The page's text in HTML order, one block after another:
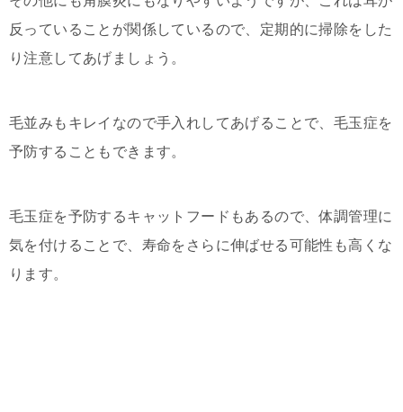
反っていることが関係しているので、定期的に掃除をした
り注意してあげましょう。
毛並みもキレイなので手入れしてあげることで、毛玉症を
予防することもできます。
毛玉症を予防するキャットフードもあるので、体調管理に
気を付けることで、寿命をさらに伸ばせる可能性も高くな
ります。